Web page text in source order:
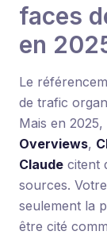
faces
en
Le
de trafic
Mais en
Overviews,
Claude citent
sources.
seulement la
être cité